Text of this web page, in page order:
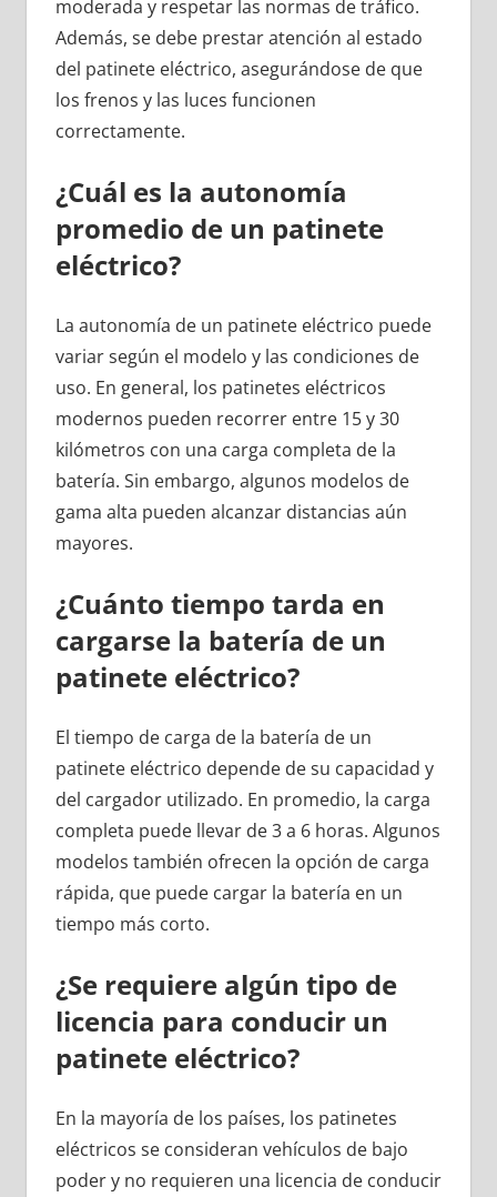
moderada y respetar las normas de tráfico.
Además, se debe prestar atención al estado
del patinete eléctrico, asegurándose de que
los frenos y las luces funcionen
correctamente.
¿Cuál es la autonomía
promedio de un patinete
eléctrico?
La autonomía de un patinete eléctrico puede
variar según el modelo y las condiciones de
uso. En general, los patinetes eléctricos
modernos pueden recorrer entre 15 y 30
kilómetros con una carga completa de la
batería. Sin embargo, algunos modelos de
gama alta pueden alcanzar distancias aún
mayores.
¿Cuánto tiempo tarda en
cargarse la batería de un
patinete eléctrico?
El tiempo de carga de la batería de un
patinete eléctrico depende de su capacidad y
del cargador utilizado. En promedio, la carga
completa puede llevar de 3 a 6 horas. Algunos
modelos también ofrecen la opción de carga
rápida, que puede cargar la batería en un
tiempo más corto.
¿Se requiere algún tipo de
licencia para conducir un
patinete eléctrico?
En la mayoría de los países, los patinetes
eléctricos se consideran vehículos de bajo
poder y no requieren una licencia de conducir